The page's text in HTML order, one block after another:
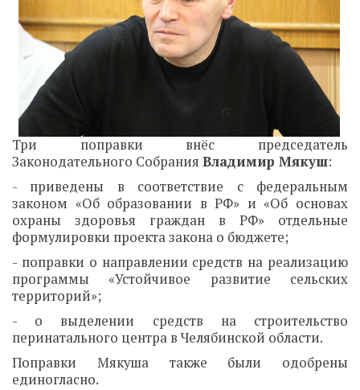
Три поправки внёс председатель
Законодательного Собрания Владимир Мякуш:
- приведены в соответствие с федеральным
законом «Об образовании в РФ» и «Об основах
охраны здоровья граждан в РФ» отдельные
формулировки проекта закона о бюджете;
- поправки о направлении средств на реализацию
программы «Устойчивое развитие сельских
территорий»;
- о выделении средств на строительство
перинатального центра в Челябинской области.
Поправки Мякуша также были одобрены
единогласно.